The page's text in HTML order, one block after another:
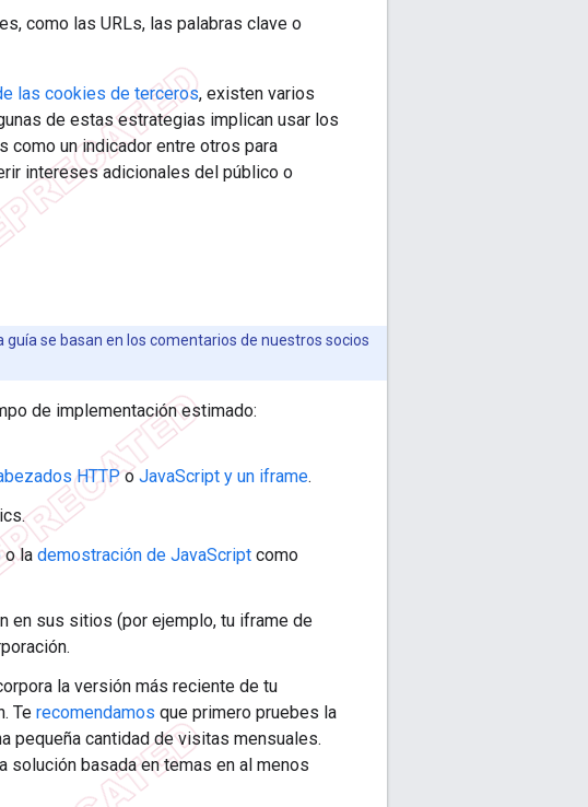
como las URLs, las palabras clave o
las cookies de terceros, existen varios
de estas estrategias implican usar los
como un indicador entre otros para
intereses adicionales del público o
se basan en los comentarios de nuestros socios
de implementación estimado:
HTTPo JavaScript y un iframe.
o la demostración de JavaScript como
en sus sitios (por ejemplo, tu iframe de
la versión más reciente de tu
Te recomendamos que primero pruebes la
pequeña cantidad de visitas mensuales.
solución basada en temas en al menos